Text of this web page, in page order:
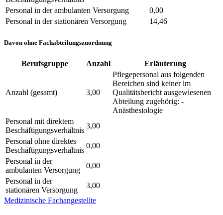
Personal in der ambulanten Versorgung
0,00
Personal in der stationären Versorgung
14,46
Davon ohne Fachabteilungszuordnung
Berufsgruppe Anzahl Erläuterung
Anzahl (gesamt) 3,00
Pflegepersonal aus folgenden
Bereichen sind keiner im
Qualitätsbericht ausgewiesenen
Abteilung zugehörig: -
Anästhesiologie
Personal mit direktem
Beschäftigungsverhältnis
3,00
Personal ohne direktes
Beschäftigungsverhältnis
0,00
Personal in der
ambulanten Versorgung
0,00
Personal in der
stationären Versorgung
3,00
Medizinische Fachangestellte